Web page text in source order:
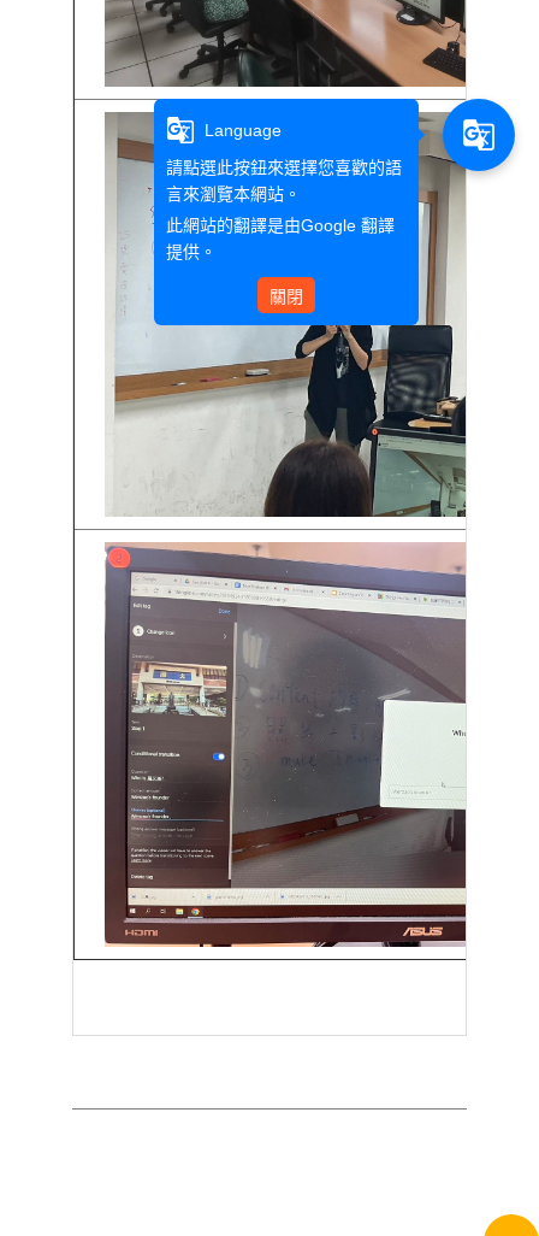
g_translate
Language
請點選此按鈕來選擇您喜歡的語
言來瀏覽本網站。
此網站的翻譯是由Google 翻譯
提供。
關閉
g_translate